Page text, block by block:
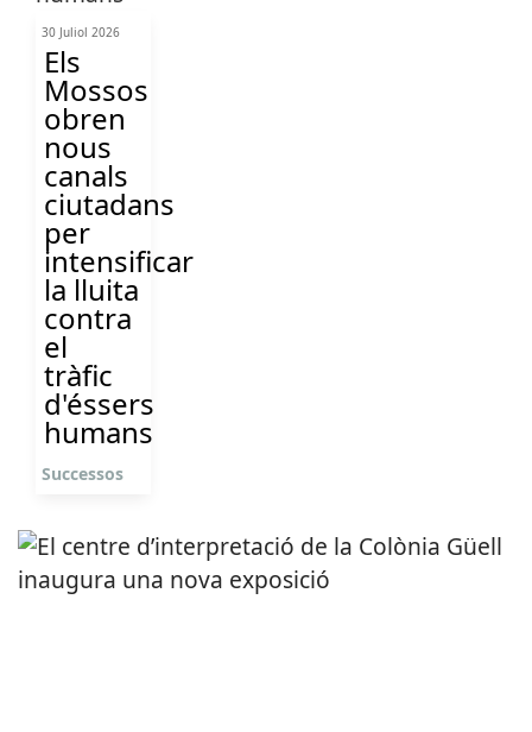
30 Juliol 2026
Els
Mossos
obren
nous
canals
ciutadans
per
intensificar
la lluita
contra
el
tràfic
d'éssers
humans
Successos